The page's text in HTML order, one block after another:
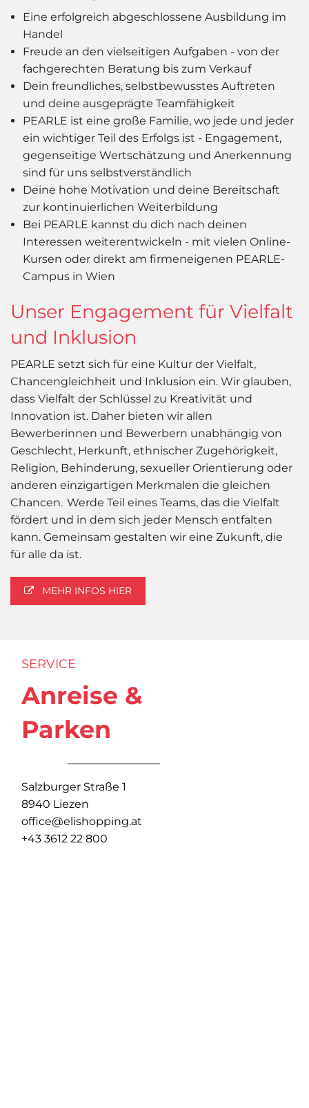
Eine erfolgreich abgeschlossene Ausbildung im
Handel
Freude an den vielseitigen Aufgaben - von der
fachgerechten Beratung bis zum Verkauf
Dein freundliches, selbstbewusstes Auftreten
und deine ausgeprägte Teamfähigkeit
PEARLE ist eine große Familie, wo jede und jeder
ein wichtiger Teil des Erfolgs ist - Engagement,
gegenseitige Wertschätzung und Anerkennung
sind für uns selbstverständlich
Deine hohe Motivation und deine Bereitschaft
zur kontinuierlichen Weiterbildung
Bei PEARLE kannst du dich nach deinen
Interessen weiterentwickeln - mit vielen Online-
Kursen oder direkt am firmeneigenen PEARLE-
Campus in Wien
Unser Engagement für Vielfalt
und Inklusion
PEARLE setzt sich für eine Kultur der Vielfalt,
Chancengleichheit und Inklusion ein. Wir glauben,
dass Vielfalt der Schlüssel zu Kreativität und
Innovation ist. Daher bieten wir allen
Bewerberinnen und Bewerbern unabhängig von
Geschlecht, Herkunft, ethnischer Zugehörigkeit,
Religion, Behinderung, sexueller Orientierung oder
anderen einzigartigen Merkmalen die gleichen
Chancen. Werde Teil eines Teams, das die Vielfalt
fördert und in dem sich jeder Mensch entfalten
kann. Gemeinsam gestalten wir eine Zukunft, die
für alle da ist.
MEHR INFOS HIER
SERVICE
Anreise &
Parken
Salzburger Straße 1
8940 Liezen
office@elishopping.at
+43 3612 22 800